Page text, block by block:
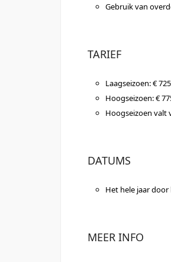
Gebruik van
TARIEF
Laagseizoen: €
Hoogseizoen: €
Hoogseizoen valt
DATUMS
Het hele jaar
MEER INFO